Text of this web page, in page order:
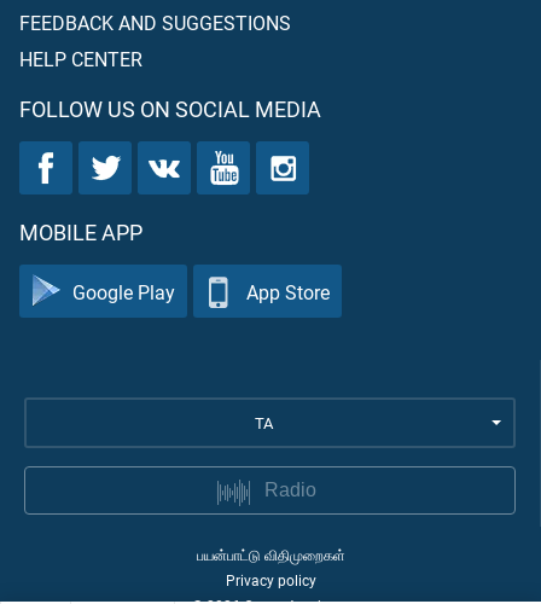
FEEDBACK AND SUGGESTIONS
HELP CENTER
FOLLOW US ON SOCIAL MEDIA
MOBILE APP
Google Play App Store
TA
Radio
பயன்பாட்டு விதிமுறைகள்
Privacy policy